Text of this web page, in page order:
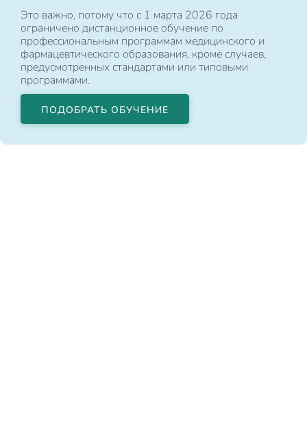
Это важно, потому что с 1 марта 2026 года
ограничено дистанционное обучение по
профессиональным программам медицинского и
фармацевтического образования, кроме случаев,
предусмотренных стандартами или типовыми
программами.
ПОДОБРАТЬ ОБУЧЕНИЕ